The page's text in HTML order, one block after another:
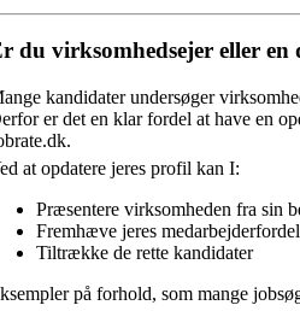
du virksomhedsejer eller en
kandidater undersøger
er det en klar fordel at have en
at opdatere jeres profil kan I:
Præsentere virksomheden fra sin
Fremhæve jeres
Tiltrække de rette kandidater
på forhold, som mange